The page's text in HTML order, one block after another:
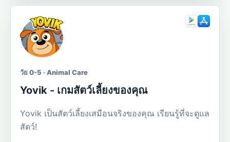
วัย 0-5 · Animal Care
Yovik - เกมสัตว์เลี้ยงของคุณ
Yovik เป็นสัตว์เลี้ยงเสมือนจริงของคุณ เรียนรู้ที่จะดูแล
สัตว์!